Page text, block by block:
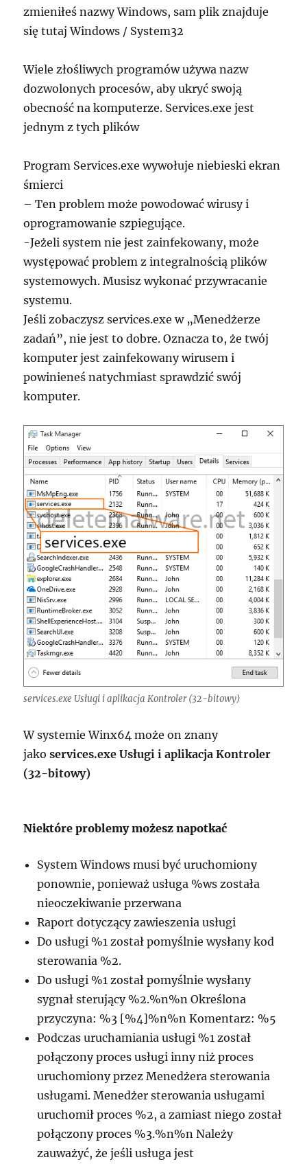
zmieniłeś nazwy Windows, sam plik znajduje
się tutaj Windows / System32
Wiele złośliwych programów używa nazw
dozwolonych procesów, aby ukryć swoją
obecność na komputerze. Services.exe jest
jednym z tych plików
Program Services.exe wywołuje niebieski ekran
śmierci
– Ten problem może powodować wirusy i
oprogramowanie szpiegujące.
-Jeżeli system nie jest zainfekowany, może
występować problem z integralnością plików
systemowych. Musisz wykonać przywracanie
systemu.
Jeśli zobaczysz services.exe w „Menedżerze
zadań”, nie jest to dobre. Oznacza to, że twój
komputer jest zainfekowany wirusem i
powinieneś natychmiast sprawdzić swój
komputer.
services.exe Usługi i aplikacja Kontroler (32-bitowy)
W systemie Winx64 może on znany
jakoservices.exe Usługi i aplikacja Kontroler
(32-bitowy)
Niektóre problemy możesz napotkać
System Windows musi być uruchomiony
ponownie, ponieważ usługa %ws została
nieoczekiwanie przerwana
Raport dotyczący zawieszenia usługi
Do usługi %1 został pomyślnie wysłany kod
sterowania %2.
Do usługi %1 został pomyślnie wysłany
sygnał sterujący %2.%n%n Określona
przyczyna: %3 [%4]%n%n Komentarz: %5
Podczas uruchamiania usługi %1 został
połączony proces usługi inny niż proces
uruchomiony przez Menedżera sterowania
usługami. Menedżer sterowania usługami
uruchomił proces %2, a zamiast niego został
połączony proces %3.%n%n Należy
zauważyć, że jeśli usługa jest